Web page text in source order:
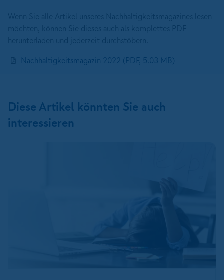
Nachhaltigkeitsmagazin 2022 (PDF, 5.03 MB)
Diese Artikel könnten Sie auch
interessieren